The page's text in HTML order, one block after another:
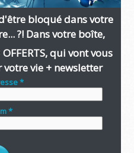
bloqué dans votre
?! Dans votre boîte,
qui vont vous
vie + newsletter
*
*